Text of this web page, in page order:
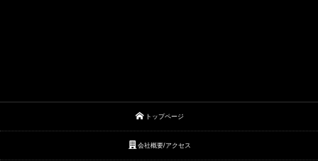
トップページ
会社概要/アクセス